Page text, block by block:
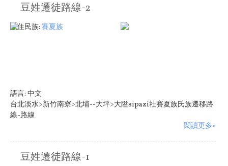
豆姓遷徒路線-2
原住民族: 賽夏族
語言: 中文
台北淡水>新竹南寮>北埔--大坪>大隘sipazi社賽夏族氏族遷移路
線-路線
閱讀更多»
豆姓遷徒路線-1